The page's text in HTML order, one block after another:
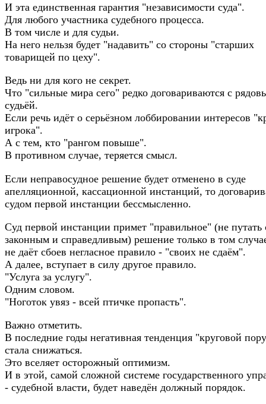
И эта единственная гарантия "независимости суда".
Для любого участника судебного процесса.
В том числе и для судьи.
На него нельзя будет "надавить" со стороны "старших
товарищей по цеху".
Ведь ни для кого не секрет.
Что "сильные мира сего" редко договариваются с
судьёй.
Если речь идёт о серьёзном лоббировании интересов
игрока".
А с тем, кто "рангом повыше".
В противном случае, теряется смысл.
Если неправосудное решение будет отменено в суде
апелляционной, кассационной инстанций, то
судом первой инстанции бессмысленно.
Суд первой инстанции примет "правильное" (не путать
законным и справедливым) решение только в том
не даёт сбоев негласное правило - "своих не сдаём".
А далее, вступает в силу другое правило.
"Услуга за услугу".
Одним словом.
"Ноготок увяз - всей птичке пропасть".
Важно отметить.
В последние годы негативная тенденция "круговой
стала снижаться.
Это вселяет осторожный оптимизм.
И в этой, самой сложной системе государственного
- судебной власти, будет наведён должный порядок.